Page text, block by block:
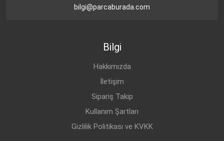
bilgi@parcaburada.com
Bilgi
Hakkımızda
İletişim
Sipariş Takip
Kullanım Şartları
Gizlilik Politikası ve KVKK